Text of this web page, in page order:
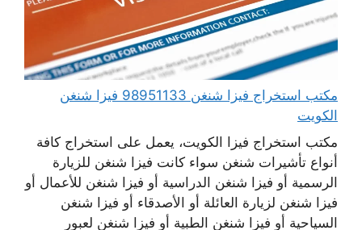
مكتب استخراج فيزا شنغن 98951133 فيزا شنغن
الكويت
مكتب استخراج فيزا الكويت، يعمل على استخراج كافة
أنواع تأشيرات شنغن سواء كانت فيزا شنغن للزيارة
الرسمية أو فيزا شنغن الدراسية أو فيزا شنغن للأعمال أو
فيزا شنغن لزيارة العائلة أو الأصدقاء أو فيزا شنغن
السياحية أو فيزا شنغن الطبية أو فيزا شنغن لعبور